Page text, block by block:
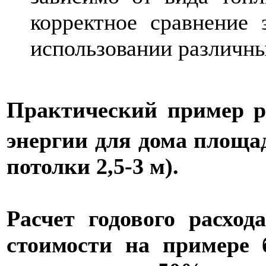
корректное
использовании
Практический пример
энергии для дома
потолки 2,5-3 м).
Расчет годового
стоимости на примере